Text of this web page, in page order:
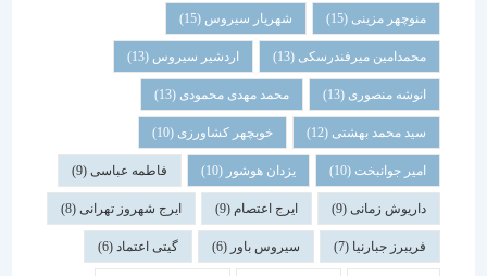
منوچهر مزینی(15) شهریار سیروس(15)
محمدامین میرفندرسکی(13) اردشیر سیروس(13)
انوشه منصوری(13) محمد مهدی محمودی(13)
سید محمد بهشتی(12) خوبچهر کشاورزی(10)
امیر جوانبخت(10) یزدان هوشور(10) فاطمه عباسی(9)
داریوش زمانی(9) ایرج اعتصام(9) ایرج شهروز تهرانی(8)
فریبرز جبارنیا(7) سیروس باور(6) گیتی اعتماد(6)